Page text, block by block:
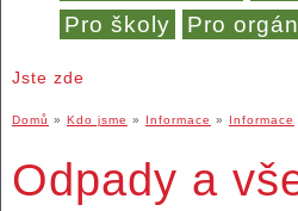
Pro školy
Pro
Jste zde
Domů » Kdo jsme » Informace » Informace
Odpady a